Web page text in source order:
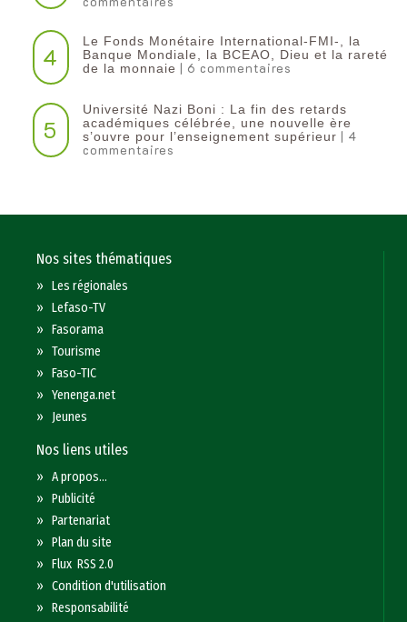
4
Le Fonds Monétaire International-FMI-, la
Banque Mondiale, la BCEAO, Dieu et la rareté
de la monnaie | 6 commentaires
5
Université Nazi Boni : La fin des retards
académiques célébrée, une nouvelle ère
s’ouvre pour l’enseignement supérieur | 4
commentaires
Nos sites thématiques
»Les régionales
»Lefaso-TV
»Fasorama
»Tourisme
»Faso-TIC
»Yenenga.net
» Jeunes
Nos liens utiles
»A propos...
»Publicité
»Partenariat
»Plan du site
»Flux RSS 2.0
»Condition d'utilisation
»Responsabilité